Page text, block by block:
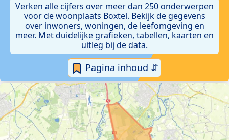
Verken alle cijfers over meer dan 250 onderwerpen
voor de woonplaats Boxtel. Bekijk de gegevens
over inwoners, woningen, de leefomgeving en
meer. Met duidelijke grafieken, tabellen, kaarten en
uitleg bij de data.
Pagina inhoud ⇵